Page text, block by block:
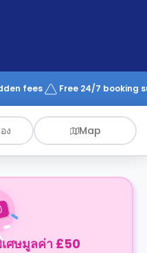
fees Free 24/7 booking
ง Map
ศษมูลค่า £50